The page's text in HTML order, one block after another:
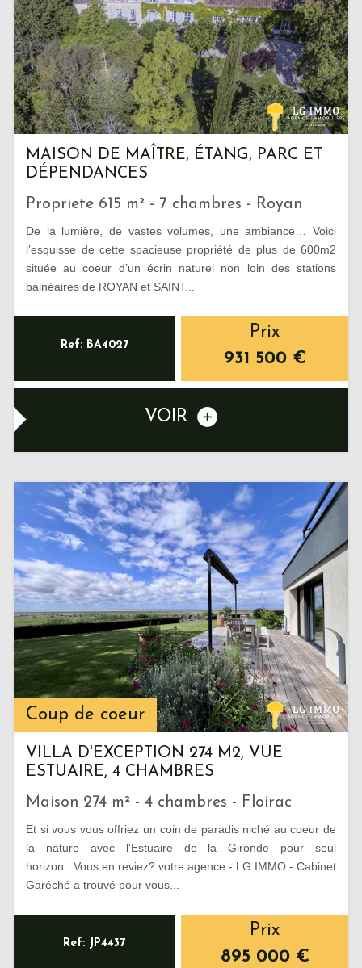
MAISON DE MAÎTRE, ÉTANG, PARC ET
DÉPENDANCES
Propriete 615 m² - 7 chambres - Royan
De la lumière, de vastes volumes, une ambiance… Voici
l’esquisse de cette spacieuse propriété de plus de 600m2
située au coeur d’un écrin naturel non loin des stations
balnéaires de ROYAN et SAINT...
Ref: BA4027
Prix
931 500 €
VOIR
Coup de coeur
VILLA D'EXCEPTION 274 M2, VUE
ESTUAIRE, 4 CHAMBRES
Maison 274 m² - 4 chambres - Floirac
Et si vous vous offriez un coin de paradis niché au coeur de
la nature avec l'Estuaire de la Gironde pour seul
horizon...Vous en reviez? votre agence - LG IMMO - Cabinet
Garéché a trouvé pour vous...
Ref: JP4437
Prix
895 000 €